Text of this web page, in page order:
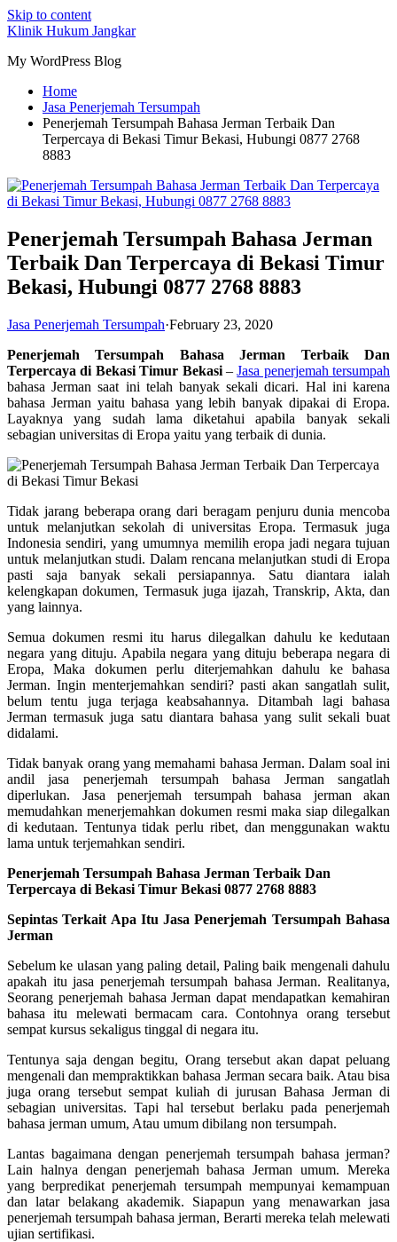
Skip to content
Klinik Hukum Jangkar
My WordPress Blog
Home
Jasa Penerjemah Tersumpah
Penerjemah Tersumpah Bahasa Jerman Terbaik Dan
Terpercaya di Bekasi Timur Bekasi, Hubungi 0877 2768
8883
Penerjemah Tersumpah Bahasa Jerman
Terbaik Dan Terpercaya di Bekasi Timur
Bekasi, Hubungi 0877 2768 8883
Jasa Penerjemah Tersumpah·February 23, 2020
Penerjemah Tersumpah Bahasa Jerman Terbaik Dan
Terpercaya di Bekasi Timur Bekasi –Jasa penerjemah tersumpah
bahasa Jerman saat ini telah banyak sekali dicari. Hal ini karena
bahasa Jerman yaitu bahasa yang lebih banyak dipakai di Eropa.
Layaknya yang sudah lama diketahui apabila banyak sekali
sebagian universitas di Eropa yaitu yang terbaik di dunia.
Tidak jarang beberapa orang dari beragam penjuru dunia mencoba
untuk melanjutkan sekolah di universitas Eropa. Termasuk juga
Indonesia sendiri, yang umumnya memilih eropa jadi negara tujuan
untuk melanjutkan studi. Dalam rencana melanjutkan studi di Eropa
pasti saja banyak sekali persiapannya. Satu diantara ialah
kelengkapan dokumen, Termasuk juga ijazah, Transkrip, Akta, dan
yang lainnya.
Semua dokumen resmi itu harus dilegalkan dahulu ke kedutaan
negara yang dituju. Apabila negara yang dituju beberapa negara di
Eropa, Maka dokumen perlu diterjemahkan dahulu ke bahasa
Jerman. Ingin menterjemahkan sendiri? pasti akan sangatlah sulit,
belum tentu juga terjaga keabsahannya. Ditambah lagi bahasa
Jerman termasuk juga satu diantara bahasa yang sulit sekali buat
didalami.
Tidak banyak orang yang memahami bahasa Jerman. Dalam soal ini
andil jasa penerjemah tersumpah bahasa Jerman sangatlah
diperlukan. Jasa penerjemah tersumpah bahasa jerman akan
memudahkan menerjemahkan dokumen resmi maka siap dilegalkan
di kedutaan. Tentunya tidak perlu ribet, dan menggunakan waktu
lama untuk terjemahkan sendiri.
Penerjemah Tersumpah Bahasa Jerman Terbaik Dan
Terpercaya di Bekasi Timur Bekasi 0877 2768 8883
Sepintas Terkait Apa Itu Jasa Penerjemah Tersumpah Bahasa
Jerman
Sebelum ke ulasan yang paling detail, Paling baik mengenali dahulu
apakah itu jasa penerjemah tersumpah bahasa Jerman. Realitanya,
Seorang penerjemah bahasa Jerman dapat mendapatkan kemahiran
bahasa itu melewati bermacam cara. Contohnya orang tersebut
sempat kursus sekaligus tinggal di negara itu.
Tentunya saja dengan begitu, Orang tersebut akan dapat peluang
mengenali dan mempraktikkan bahasa Jerman secara baik. Atau bisa
juga orang tersebut sempat kuliah di jurusan Bahasa Jerman di
sebagian universitas. Tapi hal tersebut berlaku pada penerjemah
bahasa jerman umum, Atau umum dibilang non tersumpah.
Lantas bagaimana dengan penerjemah tersumpah bahasa jerman?
Lain halnya dengan penerjemah bahasa Jerman umum. Mereka
yang berpredikat penerjemah tersumpah mempunyai kemampuan
dan latar belakang akademik. Siapapun yang menawarkan jasa
penerjemah tersumpah bahasa jerman, Berarti mereka telah melewati
ujian sertifikasi.